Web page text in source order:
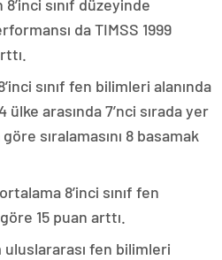
sınıf düzeyinde
da TIMSS 1999
sınıf fen bilimleri alanında
arasında 7’nci sırada yer
sıralamasını 8 basamak
8’inci sınıf fen
15 puan arttı.
fen bilimleri